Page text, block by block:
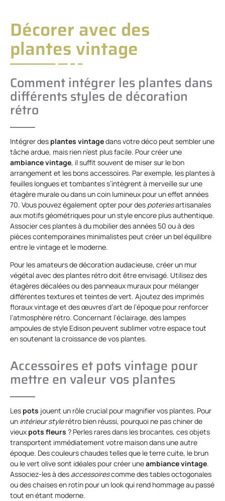
Décorer avec des
plantes vintage
Comment intégrer les plantes dans
différents styles de décoration
rétro
Intégrer des plantes vintagedans votre déco peut sembler une
tâche ardue, mais rien n’est plus facile. Pour créer une
ambiance vintage, il suffit souvent de miser sur le bon
arrangement et les bons accessoires. Par exemple, les plantes à
feuilles longues et tombantes s’intègrent à merveille sur une
étagère murale ou dans un coin lumineux pour un effet années
70. Vous pouvez également opter pour des poteriesartisanales
aux motifs géométriques pour un style encore plus authentique.
Associer ces plantes à du mobilier des années 50 ou à des
pièces contemporaines minimalistes peut créer un bel équilibre
entre le vintage et le moderne.
Pour les amateurs de décoration audacieuse, créer un mur
végétal avec des plantes rétro doit être envisagé. Utilisez des
étagères décalées ou des panneaux muraux pour mélanger
différentes textures et teintes de vert. Ajoutez des imprimés
floraux vintage et des œuvres d’art de l’époque pour renforcer
l’atmosphère rétro. Concernant l’éclairage, des lampes
ampoules de style Edison peuvent sublimer votre espace tout
en soutenant la croissance de vos plantes.
Accessoires et pots vintage pour
mettre en valeur vos plantes
Les pots jouent un rôle crucial pour magnifier vos plantes. Pour
un intérieur stylerétro bien réussi, pourquoi ne pas chiner de
vieux pots fleurs ? Perles rares dans les brocantes, ces objets
transportent immédiatement votre maison dans une autre
époque. Des couleurs chaudes telles que le terre cuite, le brun
ou le vert olive sont idéales pour créer uneambiance vintage.
Associez-les à des accessoirescomme des tables octogonales
ou des chaises en rotin pour un look qui rend hommage au passé
tout en étant moderne.